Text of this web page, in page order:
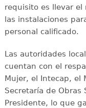
requisito es llevar
las instalaciones
personal calificado.
Las autoridades
cuentan con el
Mujer, el Intecap, el
Secretaría de Obras
Presidente, lo que